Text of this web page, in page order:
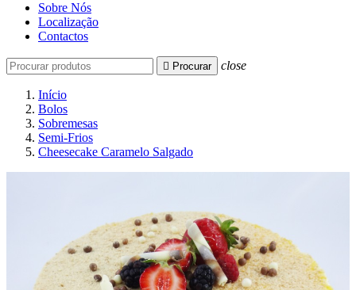
Sobre Nós
Localização
Contactos
 Procurar close
Início
Bolos
Sobremesas
Semi-Frios
Cheesecake Caramelo Salgado